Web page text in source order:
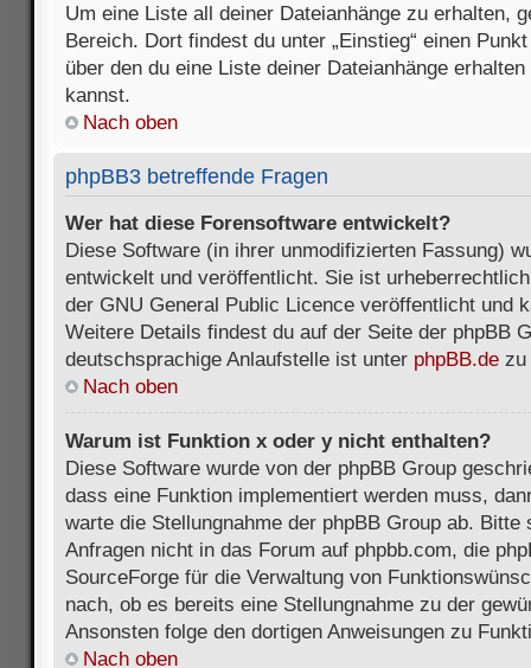
Um eine Liste all deiner Dateianhänge zu erhalten,
Bereich. Dort findest du unter „Einstieg“ einen
über den du eine Liste deiner Dateianhänge
kannst.
Nach oben
phpBB3 betreffende Fragen
Wer hat diese Forensoftware entwickelt?
Diese Software (in ihrer unmodifizierten Fassung)
entwickelt und veröffentlicht. Sie ist
der GNU General Public Licence veröffentlicht und
Weitere Details findest du auf der Seite der phpBB
deutschsprachige Anlaufstelle ist unter phpBB.de zu
Nach oben
Warum ist Funktion x oder y nicht enthalten?
Diese Software wurde von der phpBB Group
dass eine Funktion implementiert werden muss,
warte die Stellungnahme der phpBB Group ab. Bitte
Anfragen nicht in das Forum auf phpbb.com, die
SourceForge für die Verwaltung von
nach, ob es bereits eine Stellungnahme zu der
Ansonsten folge den dortigen Anweisungen zu
Nach oben